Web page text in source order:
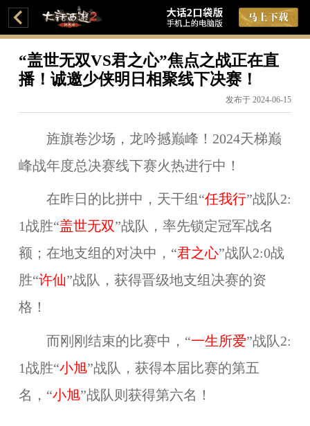
“盖世无双VS君之心”焦点之战正在直
播！诚邀少侠明日相聚线下决赛！
发布于 2024-06-15
旌旗卷沙场，龙吟撼巅峰！2024天梯巅
峰战年度总决赛线下赛火热进行中！
在昨日的比拼中，天干组“任我行”战队2:
1战胜“盖世无双”战队，率先锁定冠军战名
额；在地支组的对决中，“君之心”战队2:0战
胜“许仙”战队，获得晋级地支组决赛的资
格！
而刚刚结束的比赛中，“一生所爱”战队2:
1战胜“小旭”战队，获得本届比赛的第五
名，“小旭”战队则获得第六名！